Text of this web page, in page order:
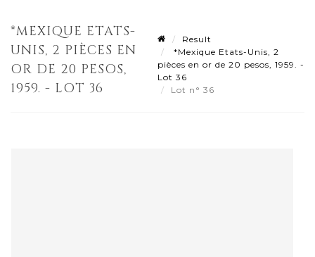
*MEXIQUE ETATS-
UNIS, 2 PIÈCES EN
OR DE 20 PESOS,
1959. - LOT 36
Result
*Mexique Etats-Unis, 2
pièces en or de 20 pesos, 1959. -
Lot 36
Lot n° 36